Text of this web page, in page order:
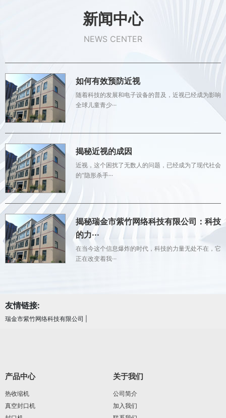
新闻中心
NEWS CENTER
如何有效预防近视
随着科技的发展和电子设备的普及，近视已经成为影响
全球儿童青少···
揭秘近视的成因
近视，这个困扰了无数人的问题，已经成为了现代社会
的“隐形杀手···
揭秘瑞金市紫竹网络科技有限公司：科技
的力···
在当今这个信息爆炸的时代，科技的力量无处不在，它
正在改变着我···
友情链接:
瑞金市紫竹网络科技有限公司
产品中心
热收缩机
真空封口机
关于我们
公司简介
加入我们